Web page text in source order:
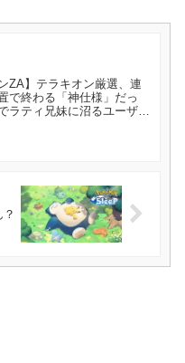
ZA】テラキオン厳選、連
で終わる「神仕様」だっ
ラティ兄妹に沼るユーザー